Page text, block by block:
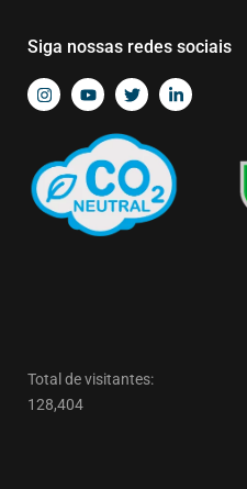
Siga nossas redes sociais
Total de visitantes:
128,404